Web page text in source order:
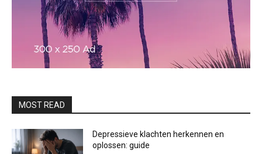
MOST READ
Depressieve klachten herkennen en
oplossen: guide